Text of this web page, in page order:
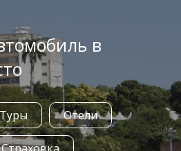
в
Туры Отели